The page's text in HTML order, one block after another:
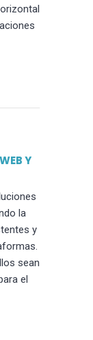
Y
la
y
sean
el